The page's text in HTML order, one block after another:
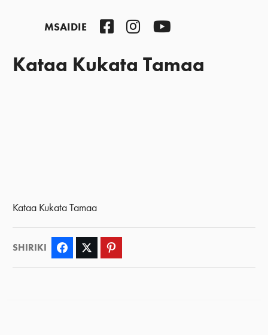
MSAIDIE FacebookInstagramYouTube
Kataa Kukata Tamaa
Kataa Kukata Tamaa
SHIRIKI Facebook Twitter